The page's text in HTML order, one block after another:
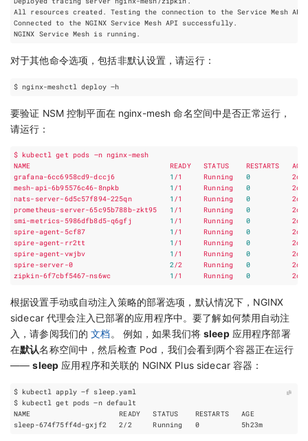
对于其他命令选项，包括非默认设置，请运行：
要验证 NSM 控制平面在 nginx-mesh 命名空间中是否正常运行，
请运行：
$ kubectl get pods –n nginx-mesh
NAME
READY STATUS RESTARTS
AGE
grafana-6cc6958cd9-dccj6
1 /1 Running 0
mesh-api-6b95576c46-8npkb
1 /1 Running 0
nats-server-6d5c57f894-225qn
1 /1 Running 0
prometheus-server-65c95b788b-zkt95
1 /1 Running 0
smi-metrics-5986dfb8d5-q6gfj
1 /1 Running 0
spire-agent-5cf87
1 /1 Running 0
spire-agent-rr2tt
1 /1 Running 0
spire-agent-vwjbv
1 /1 Running 0
spire-server-0
2/2 Running 0
zipkin-6f7cbf5467-ns6wc
1 /1 Running 0
根据设置手动或自动注入策略的部署选项，默认情况下，NGINX
sidecar 代理会注入已部署的应用程序中。要了解如何禁用自动注
入，请参阅我们的文档 。 例如，如果我们将sleep应用程序部署
在默认名称空间中，然后检查 Pod，我们会看到两个容器正在运行
——sleep 应用程序和关联的 NGINX Plus sidecar 容器：
NAME                     READY   STATUS    RESTARTS   AGE
sleep-674f75ff4d-gxjf2   2/2     Running 0